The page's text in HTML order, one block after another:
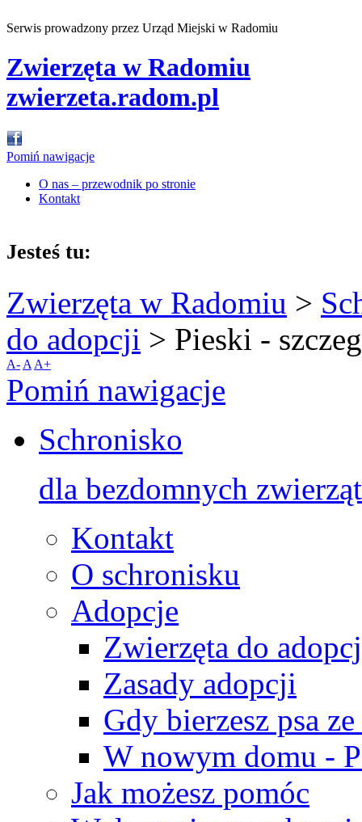
Serwis prowadzony przez Urząd Miejski w Radomiu
Zwierzęta w Radomiu
zwierzeta.radom.pl
Pomiń nawigacje
O nas – przewodnik po stronie
Kontakt
Jesteś tu:
Zwierzęta w Radomiu >
do adopcji > Pieski -
A- A A+
Pomiń nawigacje
Schronisko
dla bezdomnych zwierząt
Kontakt
O schronisku
Adopcje
Zwierzęta do
Zasady adopcji
Gdy bierzesz psa
W nowym domu -
Jak możesz pomóc